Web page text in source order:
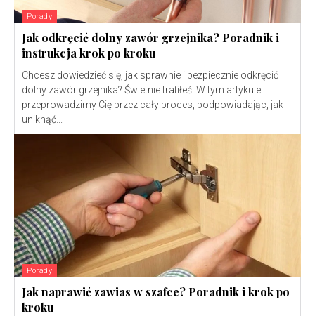
Porady
Jak odkręcić dolny zawór grzejnika? Poradnik i
instrukcja krok po kroku
Chcesz dowiedzieć się, jak sprawnie i bezpiecznie odkręcić
dolny zawór grzejnika? Świetnie trafiłeś! W tym artykule
przeprowadzimy Cię przez cały proces, podpowiadając, jak
uniknąć...
Porady
Jak naprawić zawias w szafce? Poradnik i krok po
kroku